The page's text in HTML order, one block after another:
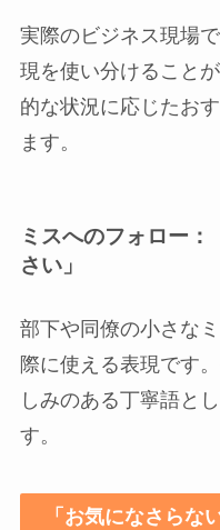
実際のビジネス現場
現を使い分けること
的な状況に応じたお
ます。
ミスへのフォロー
さい」
部下や同僚の小さな
際に使える表現です
しみのある丁寧語と
す。
「お気になさらな